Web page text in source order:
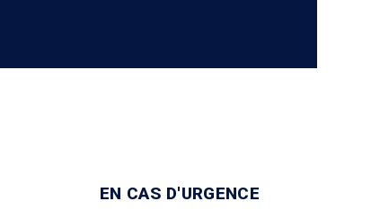
EN CAS D'URGENCE